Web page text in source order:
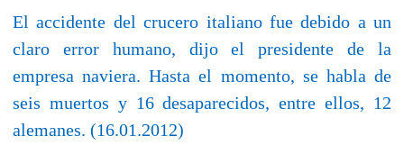
El accidente del crucero italiano fue debido a un
claro error humano, dijo el presidente de la
empresa naviera. Hasta el momento, se habla de
seis muertos y 16 desaparecidos, entre ellos, 12
alemanes. (16.01.2012)